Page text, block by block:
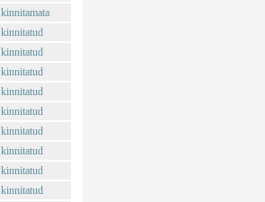
kinnitamata
kinnitatud
kinnitatud
kinnitatud
kinnitatud
kinnitatud
kinnitatud
kinnitatud
kinnitatud
kinnitatud